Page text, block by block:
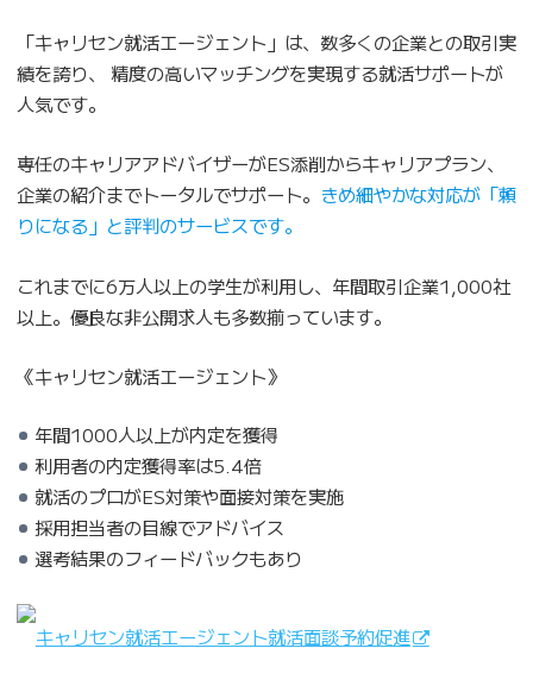
「キャリセン就活エージェント」は、数多くの企業との取引実
績を誇り、 精度の高いマッチングを実現する就活サポートが
人気です。
専任のキャリアアドバイザーがES添削からキャリアプラン、
企業の紹介までトータルでサポート。 きめ細やかな対応が「頼
りになる」と評判のサービスです。
これまでに6万人以上の学生が利用し、年間取引企業1,000社
以上。優良な非公開求人も多数揃っています。
《キャリセン就活エージェント》
年間1000人以上が内定を獲得
利用者の内定獲得率は5.4倍
就活のプロがES対策や面接対策を実施
採用担当者の目線でアドバイス
選考結果のフィードバックもあり
キャリセン就活エージェント就活面談予約促進